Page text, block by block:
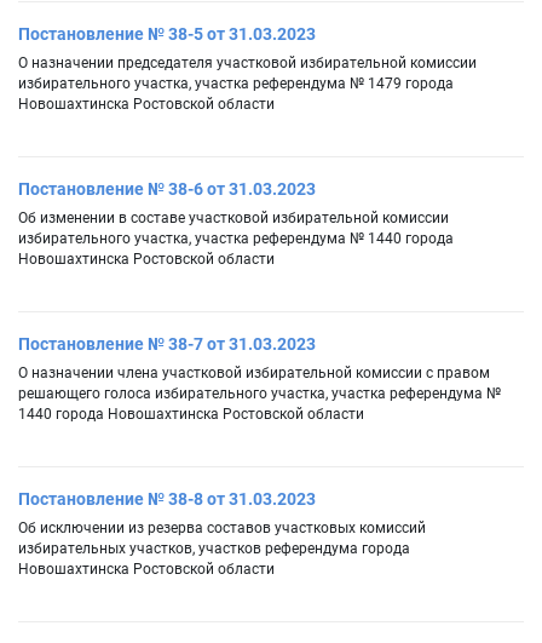
Постановление № 38-5 от 31.03.2023
О назначении председателя участковой избирательной комиссии
избирательного участка, участка референдума № 1479 города
Новошахтинска Ростовской области
Постановление № 38-6 от 31.03.2023
Об изменении в составе участковой избирательной комиссии
избирательного участка, участка референдума № 1440 города
Новошахтинска Ростовской области
Постановление № 38-7 от 31.03.2023
О назначении члена участковой избирательной комиссии с правом
решающего голоса избирательного участка, участка референдума №
1440 города Новошахтинска Ростовской области
Постановление № 38-8 от 31.03.2023
Об исключении из резерва составов участковых комиссий
избирательных участков, участков референдума города
Новошахтинска Ростовской области